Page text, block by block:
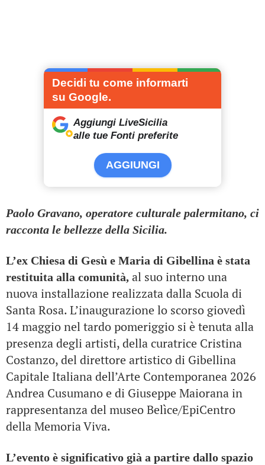
Decidi tu come informarti
su Google.
Aggiungi LiveSicilia
alle tue Fonti preferite
AGGIUNGI
Paolo Gravano, operatore culturale palermitano, ci
racconta le bellezze della Sicilia.
L’ex Chiesa di Gesù e Maria di Gibellina è stata
restituita alla comunità, al suo interno una
nuova installazione realizzata dalla Scuola di
Santa Rosa. L’inaugurazione lo scorso giovedì
14 maggio nel tardo pomeriggio si è tenuta alla
presenza degli artisti, della curatrice Cristina
Costanzo, del direttore artistico di Gibellina
Capitale Italiana dell’Arte Contemporanea 2026
Andrea Cusumano e di Giuseppe Maiorana in
rappresentanza del museo Belìce/EpiCentro
della Memoria Viva.
L’evento è significativo già a partire dallo spazio